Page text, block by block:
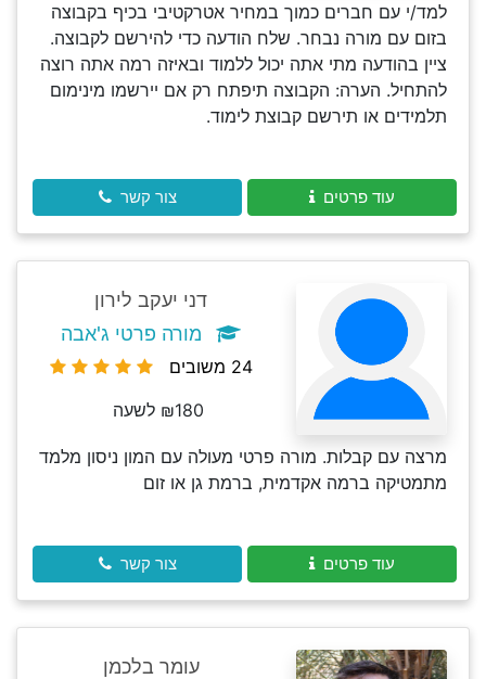
למד/י עם חברים כמוך במחיר אטרקטיבי בכיף בקבוצה
בזום עם מורה נבחר. שלח הודעה כדי להירשם לקבוצה.
ציין בהודעה מתי אתה יכול ללמוד ובאיזה רמה אתה רוצה
להתחיל. הערה: הקבוצה תיפתח רק אם יירשמו מינימום
תלמידים או תירשם קבוצת לימוד.
עוד פרטים צור קשר
דני יעקב לירון
מורה פרטי ג'אבה
24 משובים
₪180 לשעה
מרצה עם קבלות. מורה פרטי מעולה עם המון ניסון מלמד
מתמטיקה ברמה אקדמית, ברמת גן או זום
עוד פרטים צור קשר
עומר בלכמן